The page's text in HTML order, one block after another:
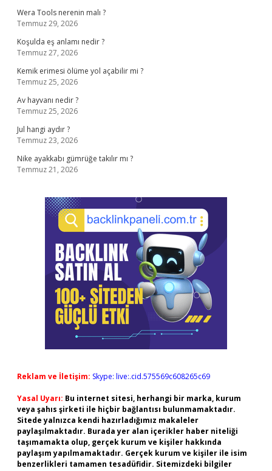
Wera Tools nerenin malı ?
Temmuz 29, 2026
Koşulda eş anlamı nedir ?
Temmuz 27, 2026
Kemik erimesi ölüme yol açabilir mi ?
Temmuz 25, 2026
Av hayvanı nedir ?
Temmuz 25, 2026
Jul hangi aydır ?
Temmuz 23, 2026
Nike ayakkabı gümrüğe takılır mı ?
Temmuz 21, 2026
Reklam ve İletişim: Skype: live:.cid.575569c608265c69
Yasal Uyarı: Bu internet sitesi, herhangi bir marka, kurum
veya şahıs şirketi ile hiçbir bağlantısı bulunmamaktadır.
Sitede yalnızca kendi hazırladığımız makaleler
paylaşılmaktadır. Burada yer alan içerikler haber niteliği
taşımamakta olup, gerçek kurum ve kişiler hakkında
paylaşım yapılmamaktadır. Gerçek kurum ve kişiler ile isim
benzerlikleri tamamen tesadüfidir. Sitemizdeki bilgiler